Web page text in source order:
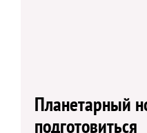
Планетарный
подготовиться